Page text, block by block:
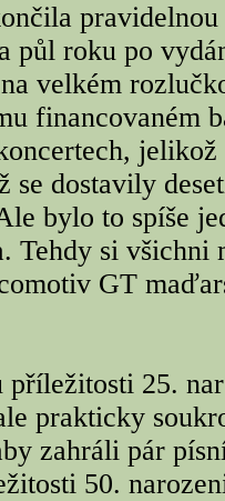
půl roku po
velkém
financovaném
se dostavily
bylo to spíše
Tehdy si
GT
příležitosti 25.
prakticky
zahráli pár
50.